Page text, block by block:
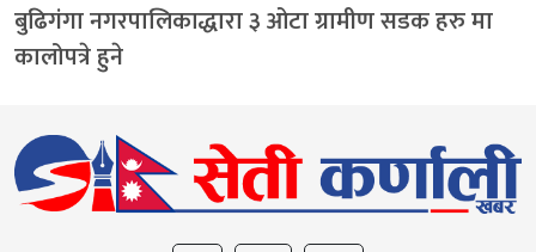
बुढिगंगा नगरपालिकाद्धारा ३ ओटा ग्रामीण सडक हरु मा
कालोपत्रे हुने